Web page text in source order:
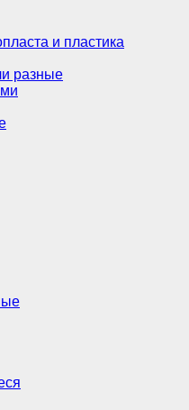
и пластика
разные